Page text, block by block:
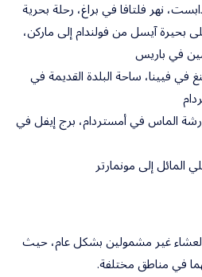
نهر فلتافا في براغ، رحلة بحرية
بحيرة آيسل من فولندام إلى ماركن،
في باريس
في فيينا، ساحة البلدة القديمة في
الماس في أمستردام، برج إيفل في
المائل إلى مونمارتر
والعشاء غير مشمولين بشكل عام، حيث
في مناطق مختلفة.